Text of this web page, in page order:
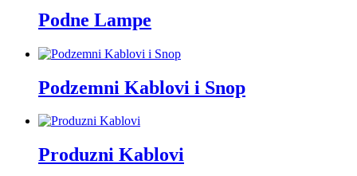
Podne Lampe
Podzemni Kablovi i Snop
Produzni Kablovi